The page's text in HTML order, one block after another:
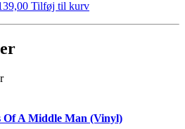
Tilføj til kurv
Of A Middle Man (Vinyl)